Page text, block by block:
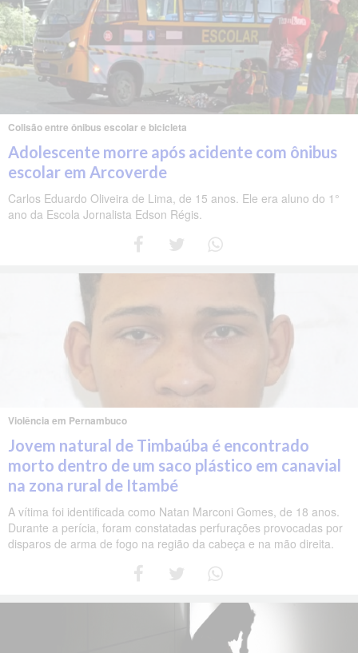
Colisão entre ônibus escolar e bicicleta
Adolescente morre após acidente com ônibus
escolar em Arcoverde
Carlos Eduardo Oliveira de Lima, de 15 anos. Ele era aluno do 1°
ano da Escola Jornalista Edson Régis.
Violência em Pernambuco
Jovem natural de Timbaúba é encontrado
morto dentro de um saco plástico em canavial
na zona rural de Itambé
A vítima foi identificada como Natan Marconi Gomes, de 18 anos.
Durante a perícia, foram constatadas perfurações provocadas por
disparos de arma de fogo na região da cabeça e na mão direita.